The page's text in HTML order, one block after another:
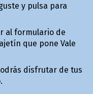
y pulsa para
al formulario de
que pone Vale
disfrutar de tus